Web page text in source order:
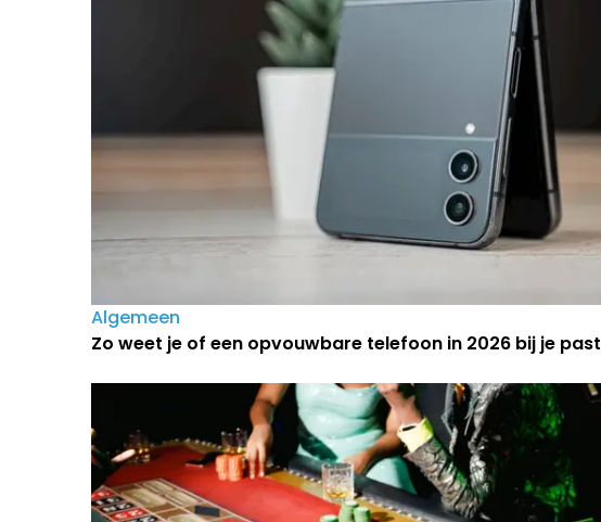
Algemeen
Zo weet je of een opvouwbare telefoon in 2026 bij je past